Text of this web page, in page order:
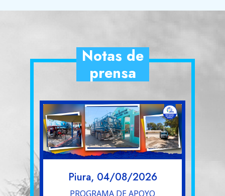
Notas de
prensa
Piura, 04/08/2026
PROGRAMA DE APOYO